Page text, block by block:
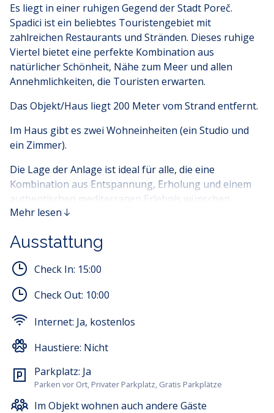
Es liegt in einer ruhigen Gegend der Stadt Poreč.
Spadici ist ein beliebtes Touristengebiet mit
zahlreichen Restaurants und Stränden. Dieses ruhige
Viertel bietet eine perfekte Kombination aus
natürlicher Schönheit, Nähe zum Meer und allen
Annehmlichkeiten, die Touristen erwarten.
Das Objekt/Haus liegt 200 Meter vom Strand entfernt.
Im Haus gibt es zwei Wohneinheiten (ein Studio und
ein Zimmer).
Die Lage der Anlage ist ideal für alle, die eine
Kombination aus Entspannung, Erholung und einem
authentischen mediterranen Erlebnis wünschen.
Personen.
Es besteht aus einer ausgestatteten Küche, einem
Esstisch, einem bequemen Doppelbett, einem
Flachbildfernseher und einem Badezimmer.
Das Studio öffnet sich zu einer schönen Terrasse, auf
der sich ein Steintisch und Stühle befinden.
Im Apartmentmietpreis ist die Nutzung von
Bettwäsche, Handtüchern, WLAN und Klimaanlage
enthalten. Vor dem Haus ist ein Parkplatz für ein
Fahrzeug vorhanden.
Mehr lesen
Ausstattung
Check In: 15:00
Check Out: 10:00
Internet: Ja, kostenlos
Haustiere: Nicht
Parkplatz: Ja
Parken vor Ort, Privater Parkplatz, Gratis Parkplätze
Im Objekt wohnen auch andere Gäste